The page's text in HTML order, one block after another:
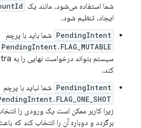
شما استفاده می‌شود، مانند یک
ایجاد، تنظیم شود.
PendingIntent شما باید با پرچم
PendingIntent.FLAG_MUTABLE
کند.
PendingIntent شما نباید با پرچم
زیرا کاربر ممکن است یک ورودی را
برگردد و دوباره آن را انتخاب کند که